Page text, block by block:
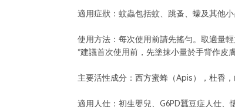
適用症狀：蚊蟲包括蚊、跳蚤、蠓及其他
使用方法：每次使用前請先搖勻。取適量
*建議首次使用前，先塗抹小量於手背作皮
主要活性成分：西方蜜蜂（Apis），杜香
適用人仕：初生嬰兒、G6PD蠶豆症人仕、